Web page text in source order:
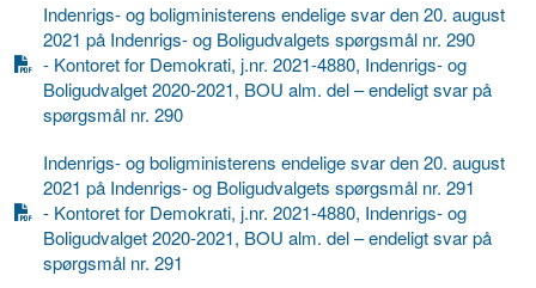
Indenrigs- og boligministerens endelige svar den 20. august
2021 på Indenrigs- og Boligudvalgets spørgsmål nr. 290
- Kontoret for Demokrati, j.nr. 2021-4880, Indenrigs- og
Boligudvalget 2020-2021, BOU alm. del – endeligt svar på
spørgsmål nr. 290
Indenrigs- og boligministerens endelige svar den 20. august
2021 på Indenrigs- og Boligudvalgets spørgsmål nr. 291
- Kontoret for Demokrati, j.nr. 2021-4880, Indenrigs- og
Boligudvalget 2020-2021, BOU alm. del – endeligt svar på
spørgsmål nr. 291